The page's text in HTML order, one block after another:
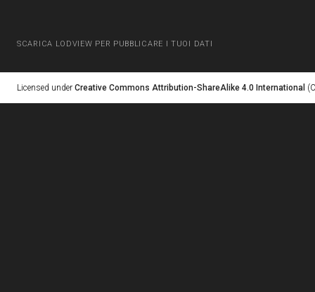
SCARICA LODVIEW PER PUBBLICARE I TUOI DATI
Licensed under Creative Commons Attribution-ShareAlike 4.0 International